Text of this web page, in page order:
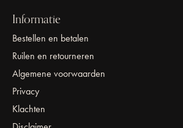
Informatie
Bestellen en betalen
Ruilen en retourneren
Algemene voorwaarden
Privacy
Klachten